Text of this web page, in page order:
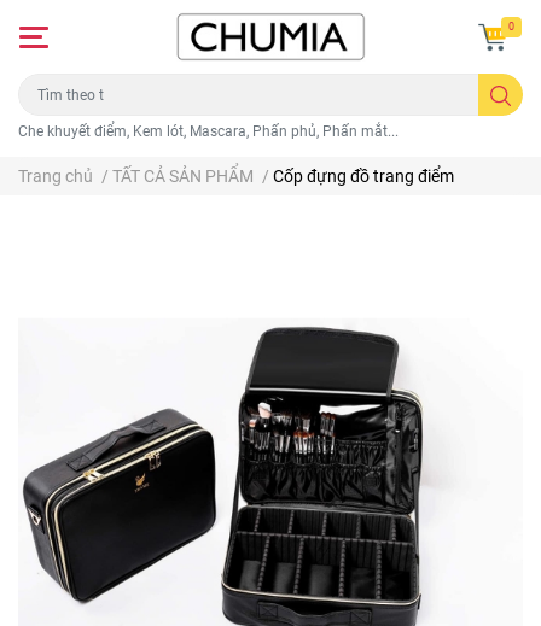
Che khuyết điểm, Kem lót, Mascara, Phấn phủ, Phấn mắt...
0
Trang chủ / TẤT CẢ SẢN PHẨM / Cốp đựng đồ trang điểm